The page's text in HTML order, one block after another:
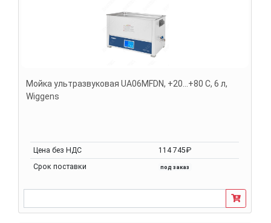
Мойка ультразвуковая UA06MFDN, +20...+80 С, 6 л,
Wiggens
Цена без НДС
114 745₽
Срок поставки
под заказ